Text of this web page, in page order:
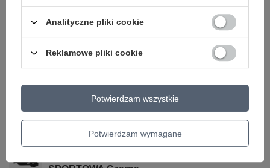
Zobacz również
PROMOCJA
Torba NIKE Na jedno ramię Saszetka
Najniższa cena produktu w okresie 30 dni przed
wprowadzeniem obniżki:189,95 zł -42%
Analityczne pliki cookie
Reklamowe pliki cookie
Potwierdzam wymagane
Potwierdzam wszystkie